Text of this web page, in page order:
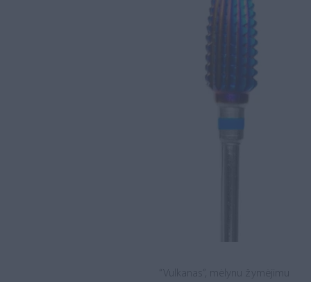
“Vulkanas”, mėlynu žymėjimu